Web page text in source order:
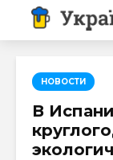
НОВОСТИ
В